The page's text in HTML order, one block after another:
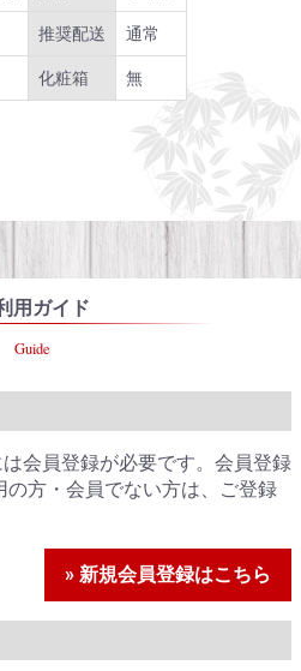
推奨配送 通常
化粧箱 無
用ガイド
Guide
会員登録が必要です。会員登録
の方・会員でない方は、ご登録
» 新規会員登録はこちら